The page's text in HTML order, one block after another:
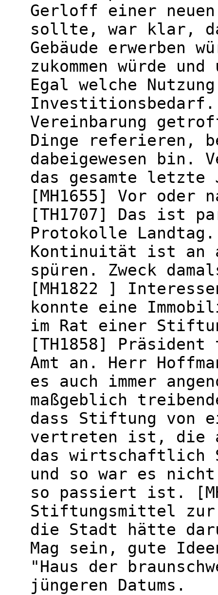
Gerloff einer neuen
sollte, war klar,
Gebäude erwerben
zukommen würde
Egal welche
Investitionsbedarf.
Vereinbarung
Dinge referieren,
dabeigewesen bin.
das gesamte letzte
[MH1655] Vor oder
[TH1707] Das ist
Protokolle
Kontinuität ist an
spüren. Zweck
[MH1822 ]
konnte eine
im Rat einer
[TH1858]
Amt an. Herr
es auch immer
maßgeblich
dass Stiftung von
vertreten ist, die
das wirtschaftlich
und so war es
so passiert ist.
Stiftungsmittel zur
die Stadt hätte
Mag sein, gute
"Haus der
jüngeren Datums.